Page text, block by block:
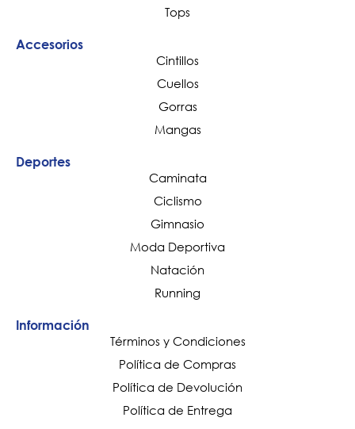
Tops
Accesorios
Cintillos
Cuellos
Gorras
Mangas
Deportes
Caminata
Ciclismo
Gimnasio
Moda Deportiva
Natación
Running
Información
Términos y Condiciones
Política de Compras
Política de Devolución
Política de Entrega